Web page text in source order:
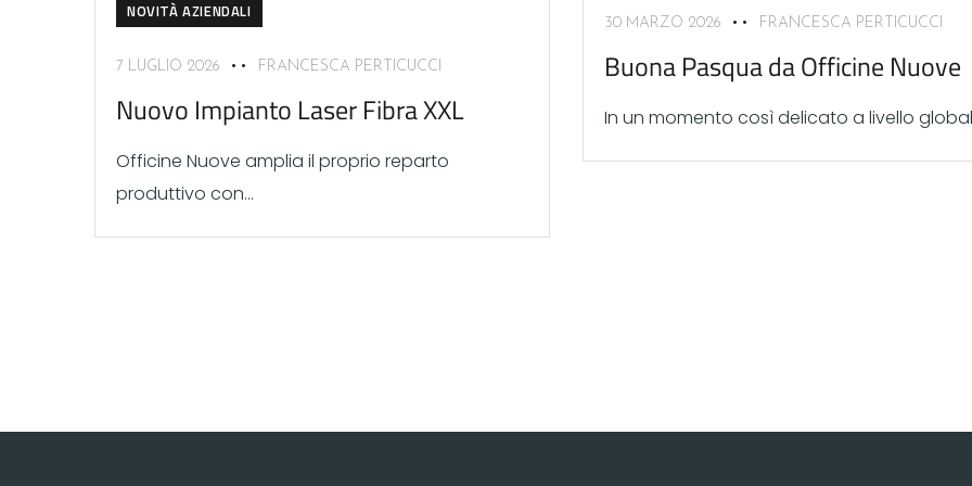
NOVITÀ AZIENDALI
7 LUGLIO 2026 FRANCESCA PERTICUCCI
Nuovo Impianto Laser Fibra XXL
Officine Nuove amplia il proprio reparto
produttivo con...
30 MARZO 2026 FRANCESCA PERTICUCCI
Buona Pasqua da Officine Nuove
In un momento così delicato a livello